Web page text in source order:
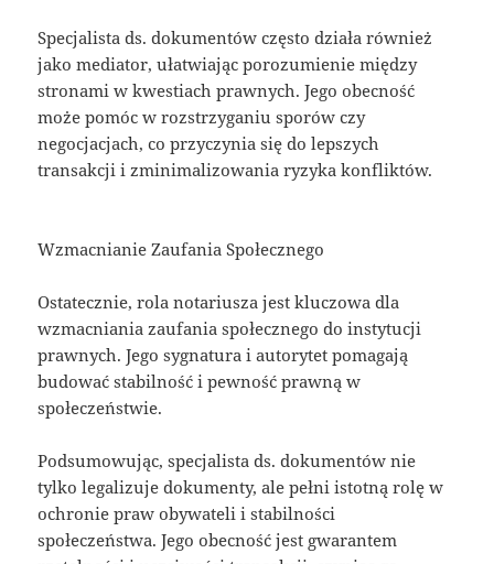
Specjalista ds. dokumentów często działa również
jako mediator, ułatwiając porozumienie między
stronami w kwestiach prawnych. Jego obecność
może pomóc w rozstrzyganiu sporów czy
negocjacjach, co przyczynia się do lepszych
transakcji i zminimalizowania ryzyka konfliktów.
Wzmacnianie Zaufania Społecznego
Ostatecznie, rola notariusza jest kluczowa dla
wzmacniania zaufania społecznego do instytucji
prawnych. Jego sygnatura i autorytet pomagają
budować stabilność i pewność prawną w
społeczeństwie.
Podsumowując, specjalista ds. dokumentów nie
tylko legalizuje dokumenty, ale pełni istotną rolę w
ochronie praw obywateli i stabilności
społeczeństwa. Jego obecność jest gwarantem